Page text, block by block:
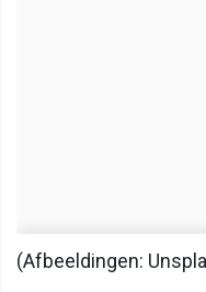
(Afbeeldingen: